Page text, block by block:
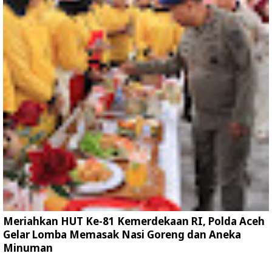
Meriahkan HUT Ke-81 Kemerdekaan RI, Polda Aceh
Gelar Lomba Memasak Nasi Goreng dan Aneka
Minuman